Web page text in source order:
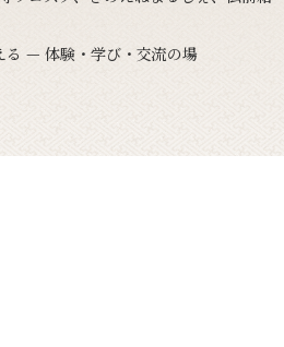
る — 体験・学び・交流の場